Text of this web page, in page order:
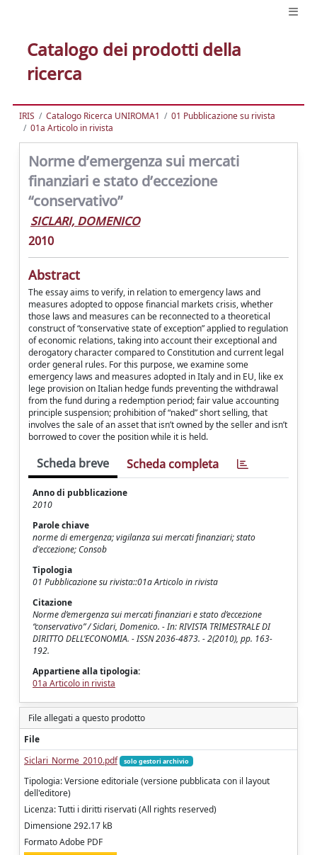
Catalogo dei prodotti della
ricerca
IRIS Catalogo Ricerca UNIROMA1
01 Pubblicazione su rivista
01a Articolo in rivista
Norme d’emergenza sui mercati
finanziari e stato d’eccezione
“conservativo”
SICLARI, DOMENICO
2010
Abstract
The essay aims to verify, in relation to emergency laws and
measures adopted to oppose financial markets crisis, whether
those laws and measures can be reconnected to a theoretical
construct of “conservative state of exception” applied to regulation
of economic relations, taking into account their exceptional and
derogatory character compared to Constitution and current legal
order general rules. For this purpose, we examine some
emergency laws and measures adopted in Italy and in EU, like ex
lege provision on Italian hedge funds preventing the withdrawal
from the fund during a redemption period; fair value accounting
principle suspension; prohibition of “naked” short selling, that
involves the sale of an asset that isn’t owned by the seller and isn’t
borrowed to cover the position while it is held.
Scheda breve Scheda completa
Anno di pubblicazione
2010
Parole chiave
norme di emergenza; vigilanza sui mercati finanziari; stato
d'eccezione; Consob
Tipologia
01 Pubblicazione su rivista::01a Articolo in rivista
Citazione
Norme d’emergenza sui mercati finanziari e stato d’eccezione
“conservativo” / Siclari, Domenico. - In: RIVISTA TRIMESTRALE DI
DIRITTO DELL’ECONOMIA. - ISSN 2036-4873. - 2(2010), pp. 163-
192.
Appartiene alla tipologia:
01a Articolo in rivista
File allegati a questo prodotto
File
Siclari_Norme_2010.pdf
solo gestori archivio
Tipologia: Versione editoriale (versione pubblicata con il layout
dell'editore)
Licenza: Tutti i diritti riservati (All rights reserved)
Dimensione 292.17 kB
Formato Adobe PDF